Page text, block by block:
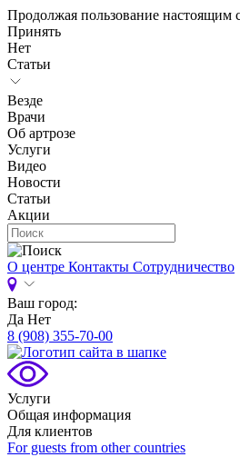
Продолжая пользование настоящим
Принять
Нет
Статьи
Везде
Врачи
Об артрозе
Услуги
Видео
Новости
Статьи
Акции
О центре Контакты Сотрудничество
Ваш город:
Да Нет
8 (908) 355-70-00
Услуги
Общая информация
Для клиентов
For guests from other countries